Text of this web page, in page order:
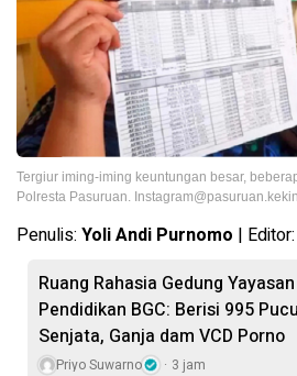
Tergiur iming-iming keuntungan besar,
Polresta Pasuruan.
Penulis: Yoli Andi Purnomo | Editor:
Ruang Rahasia Gedung Yayasan
Pendidikan BGC: Berisi 995
Senjata, Ganja dam VCD Porno
Priyo Suwarno 3 jam